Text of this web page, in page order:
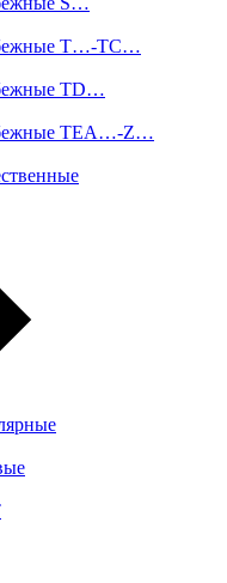
T…-TC…
TD…
TEA…-Z…